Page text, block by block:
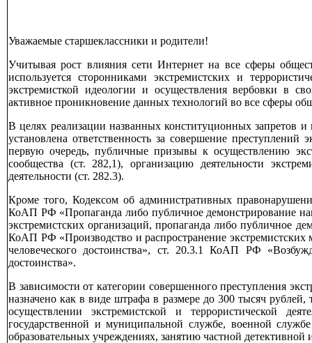
Уважаемые старшеклассники и родители!
Учитывая рост влияния сети Интернет на все сферы
используется сторонниками экстремистских и
экстремисткой идеологии и осуществления вербовки в
активное проникновение данных технологий во все сферы
В целях реализации названных конституционных запретов
установлена ответственность за совершение преступлений
первую очередь, публичные призывы к осуществлению
сообщества (ст. 282,1), организацию деятельности
деятельности (ст. 282.3).
Кроме того, Кодексом об административных
КоАП РФ «Пропаганда либо публичное демонстрирование
экстремистских организаций, пропаганда либо публичное
КоАП РФ «Производство и распространение
человеческого достоинства», ст. 20.3.1 КоАП РФ
достоинства».
В зависимости от категории совершенного преступления
назначено как в виде штрафа в размере до 300 тысяч
осуществлении экстремистской и террористической
государственной и муниципальной службе, военной
образовательных учреждениях, занятию частной